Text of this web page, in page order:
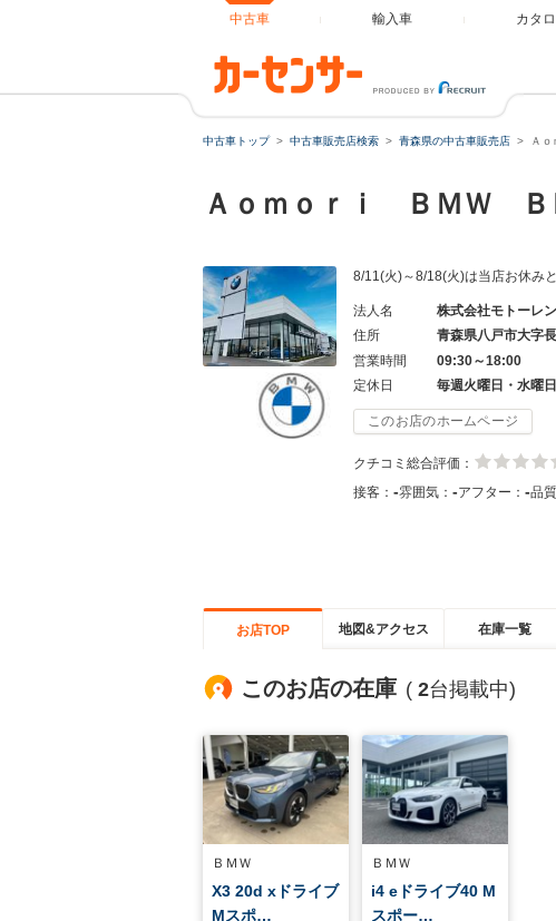
中古車 輸入車 カタ
中古車トップ 中古車販売店検索 青森県の中古車販売店 Ａ
Ａｏｍｏｒｉ ＢＭＷ
8/11(火)～8/18(火)は当店お休み
法人名
株式会社モトーレ
住所
青森県八戸市大字
営業時間
09:30～18:00
定休日
毎週火曜日・水曜
このお店のホームページ
クチコミ総合評価：
接客： -雰囲気： -アフター： -品質
お店TOP 地図&アクセス 在庫一覧
このお店の在庫 ( 2台掲載中)
ＢＭＷ
X3 20d xドライブ
Mスポ…
ＢＭＷ
i4 eドライブ40 M
スポー…